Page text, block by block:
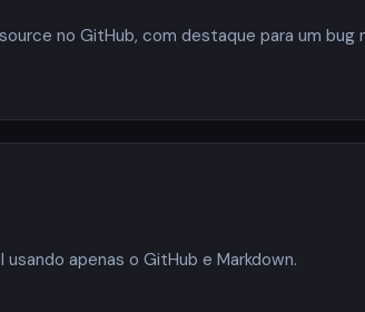
no GitHub, com destaque para um bug
apenas o GitHub e Markdown.